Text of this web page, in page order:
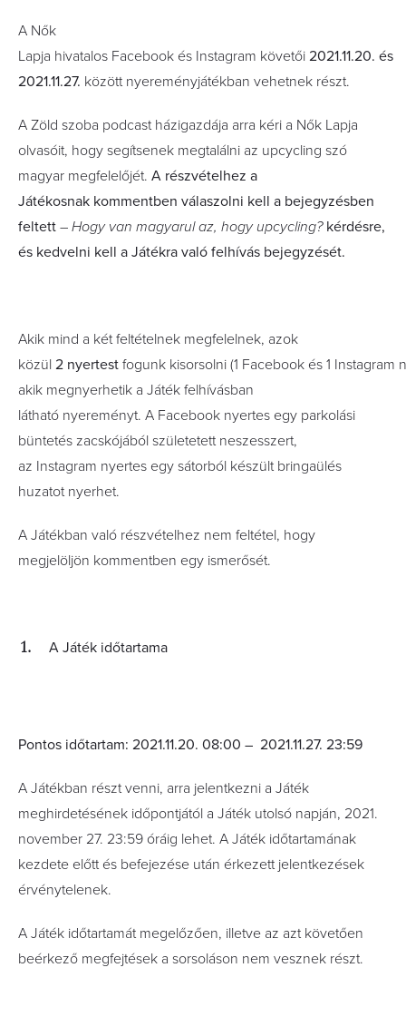
A Nők
Lapja hivatalos Facebook és Instagram követői 2021.11.20. és
2021.11.27. között nyereményjátékban vehetnek részt.
A Zöld szoba podcast házigazdája arra kéri a Nők Lapja
olvasóit, hogy segítsenek megtalálni az upcycling szó
magyar megfelelőjét. A részvételhez a
Játékosnak kommentben válaszolni kell a bejegyzésben
feltett – Hogy van magyarul az, hogy upcycling? kérdésre,
és kedvelni kell a Játékra való felhívás bejegyzését.
Akik mind a kétfeltételnek megfelelnek, azok
közül 2 nyertest fogunk kisorsolni (1 Facebook és 1 Instagram
akik megnyerhetik a Játék felhívásban
látható nyereményt. A Facebook nyertes egy parkolási
büntetés zacskójából születetett neszesszert,
az Instagram nyertes egy sátorból készült bringaülés
huzatot nyerhet.
A Játékban való részvételhez nem feltétel, hogy
megjelöljön kommentben egy ismerősét.
A Játék időtartama
Pontos időtartam: 2021.11.20. 08:00 – 2021.11.27. 23:59
A Játékban részt venni, arra jelentkezni a Játék
meghirdetésének időpontjától a Játék utolsó napján, 2021.
november 27. 23:59 óráig lehet. A Játék időtartamának
kezdete előtt és befejezése után érkezett jelentkezések
érvénytelenek.
A Játék időtartamát megelőzően, illetve az azt követően
beérkező megfejtések a sorsoláson nem vesznek részt.